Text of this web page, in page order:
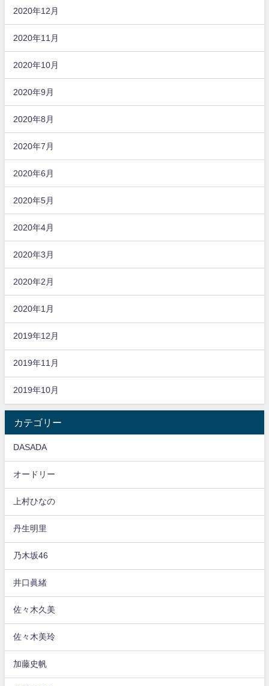
2020年12月
2020年11月
2020年10月
2020年9月
2020年8月
2020年7月
2020年6月
2020年5月
2020年4月
2020年3月
2020年2月
2020年1月
2019年12月
2019年11月
2019年10月
カテゴリー
DASADA
オードリー
上村ひなの
丹生明里
乃木坂46
井口眞緒
佐々木久美
佐々木美玲
加藤史帆